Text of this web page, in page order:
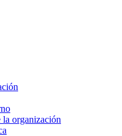
organización